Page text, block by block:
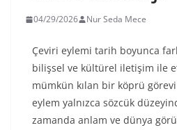
04/29/2026 Nur Seda Mece
Çeviri eylemi tarih boyunca
bilişsel ve kültürel iletişim ile
mümkün kılan bir köprü
eylem yalnızca sözcük
zamanda anlam ve dünya